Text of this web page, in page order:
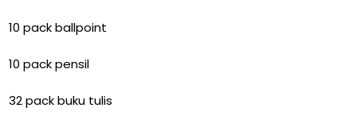
10 pack ballpoint
10 pack pensil
32 pack buku tulis